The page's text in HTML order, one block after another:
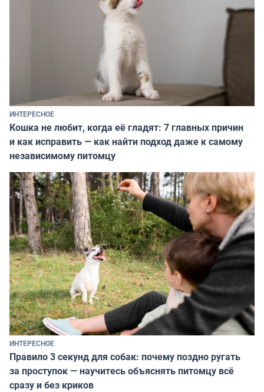
ИНТЕРЕСНОЕ
Кошка не любит, когда её гладят: 7 главных причин
и как исправить — как найти подход даже к самому
независимому питомцу
ИНТЕРЕСНОЕ
Правило 3 секунд для собак: почему поздно ругать
за проступок — научитесь объяснять питомцу всё
сразу и без криков